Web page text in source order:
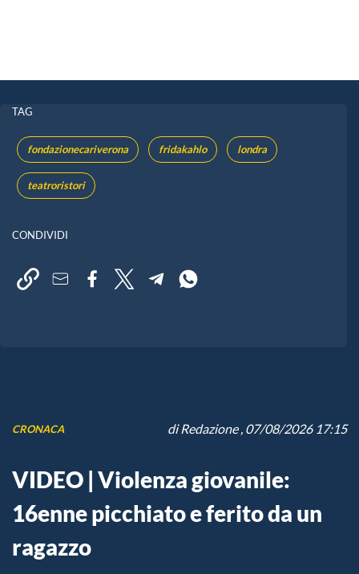
TAG
fondazionecariverona fridakahlo londra
teatroristori
CONDIVIDI
CRONACA diRedazione, 07/08/2026 17:15
VIDEO | Violenza giovanile:
16enne picchiato e ferito da un
ragazzo